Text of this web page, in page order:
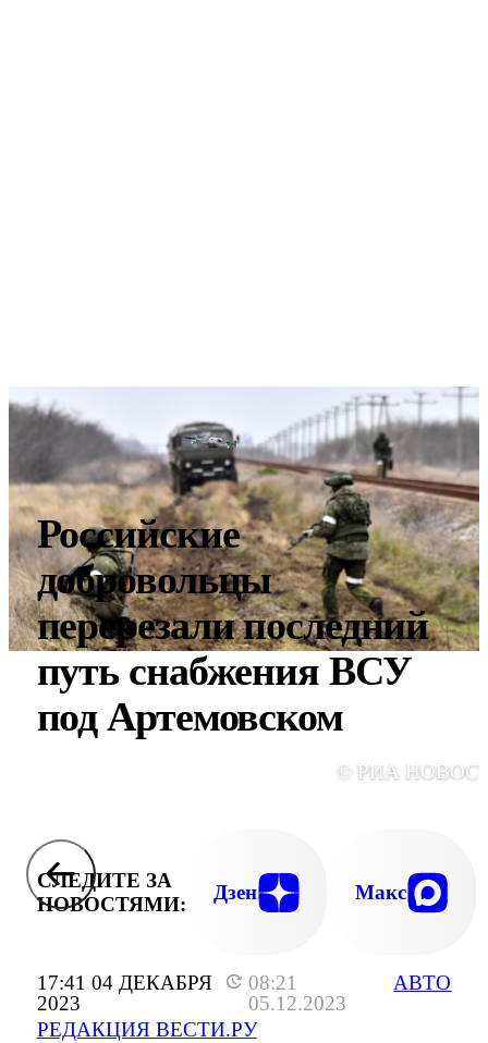
17:41 04 ДЕКАБРЯ
2023
08:21
05.12.2023
РЕДАКЦИЯ ВЕСТИ.РУ
АВТО
Российские
добровольцы
перерезали последний
путь снабжения ВСУ
под Артемовском
© РИА
СЛЕДИТЕ ЗА
НОВОСТЯМИ:
Дзен Макс